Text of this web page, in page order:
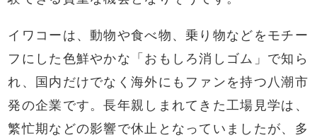
イワコーは、動物や食べ物、乗り物などをモチー
フにした色鮮やかな「おもしろ消しゴム」で知ら
れ、国内だけでなく海外にもファンを持つ八潮市
発の企業です。長年親しまれてきた工場見学は、
繁忙期などの影響で休止となっていましたが、多